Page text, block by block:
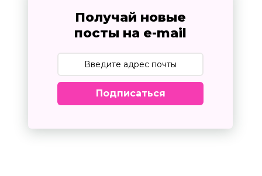
Получай новые
посты на e-mail
Подписаться